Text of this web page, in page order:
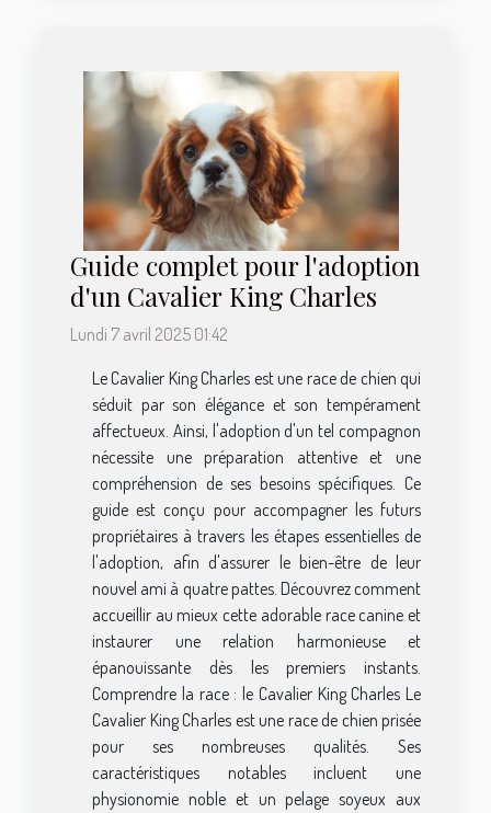
Guide complet pour l'adoption
d'un Cavalier King Charles
Lundi 7 avril 2025 01:42
Le Cavalier King Charles est une race de chien qui
séduit par son élégance et son tempérament
affectueux. Ainsi, l'adoption d'un tel compagnon
nécessite une préparation attentive et une
compréhension de ses besoins spécifiques. Ce
guide est conçu pour accompagner les futurs
propriétaires à travers les étapes essentielles de
l'adoption, afin d'assurer le bien-être de leur
nouvel ami à quatre pattes. Découvrez comment
accueillir au mieux cette adorable race canine et
instaurer une relation harmonieuse et
épanouissante dès les premiers instants.
Comprendre la race : le Cavalier King Charles Le
Cavalier King Charles est une race de chien prisée
pour ses nombreuses qualités. Ses
caractéristiques notables incluent une
physionomie noble et un pelage soyeux aux